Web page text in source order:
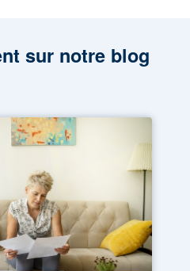
sur notre blog